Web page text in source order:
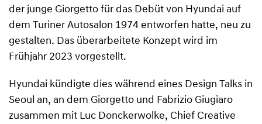
der junge Giorgetto für das Debüt von Hyundai auf
dem Turiner Autosalon 1974 entworfen hatte, neu zu
gestalten. Das überarbeitete Konzept wird im
Frühjahr 2023 vorgestellt.
Hyundai kündigte dies während eines Design Talks in
Seoul an, an dem Giorgetto und Fabrizio Giugiaro
zusammen mit Luc Donckerwolke, Chief Creative